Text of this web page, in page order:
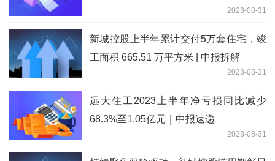
2023-08-31
新城控股上半年累计交付5万套住宅，竣
工面积 665.51 万平方米 | 中报拆解
2023-08-31
远大住工2023上半年净亏损同比减少
68.3%至1.05亿元｜中报速递
2023-08-31